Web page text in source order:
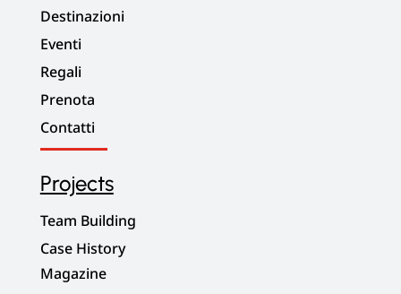
Destinazioni
Eventi
Regali
Prenota
Contatti
Projects
Team Building
Case History
Magazine